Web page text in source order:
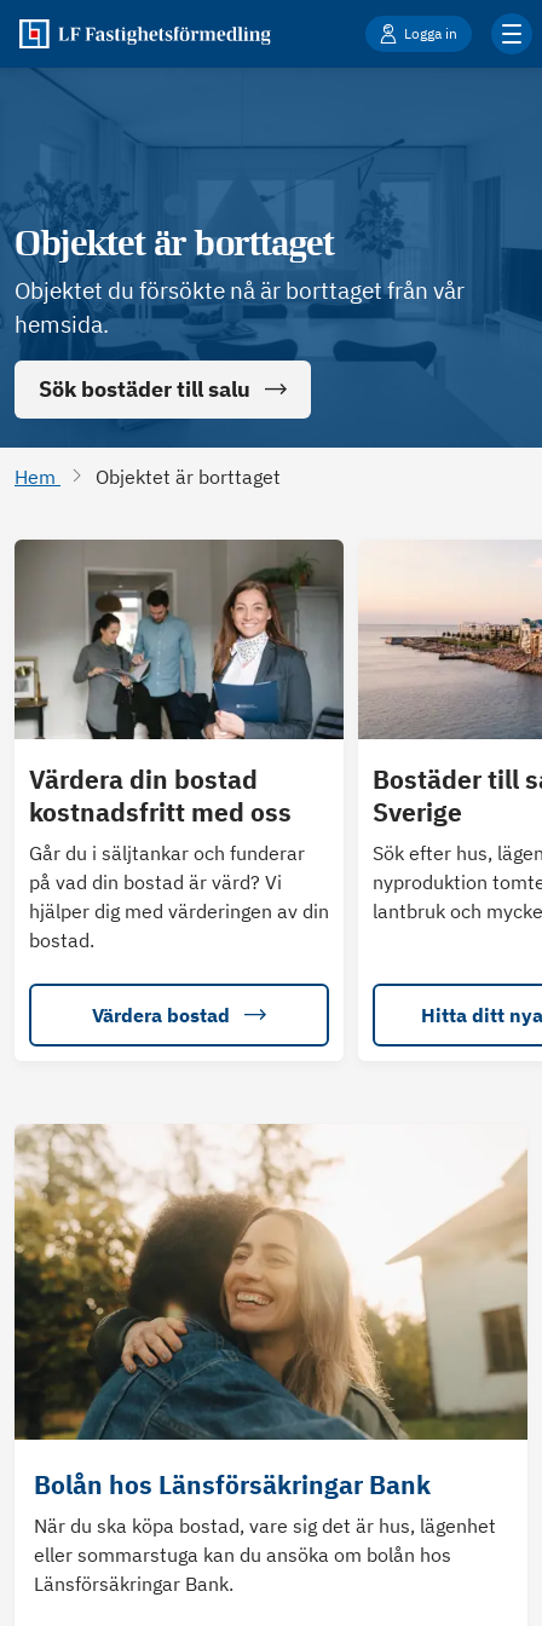
Logga in
Objektet är borttaget
Objektet du försökte nå är borttaget från vår
hemsida.
Sök bostäder till salu
Hem Objektet är borttaget
Värdera din bostad
kostnadsfritt med oss
Går du i säljtankar och funderar
på vad din bostad är värd? Vi
hjälper dig med värderingen av din
bostad.
Värdera bostad
Bostäder till
Sverige
Sök efter hus,
nyproduktion
lantbruk och
Hitta ditt
Bolån hos Länsförsäkringar Bank
När du ska köpa bostad, vare sig det är hus, lägenhet
eller sommarstuga kan du ansöka om bolån hos
Länsförsäkringar Bank.